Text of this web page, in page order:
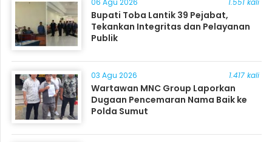
Bupati Toba Lantik 39 Pejabat,
Tekankan Integritas dan Pelayanan
Publik
03 Agu 2026 1.417 kali
Wartawan MNC Group Laporkan
Dugaan Pencemaran Nama Baik ke
Polda Sumut